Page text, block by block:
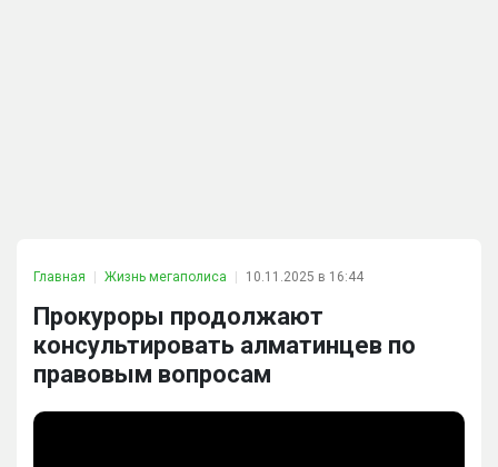
Главная Жизнь мегаполиса 10.11.2025 в 16:44
Прокуроры продолжают
консультировать алматинцев по
правовым вопросам